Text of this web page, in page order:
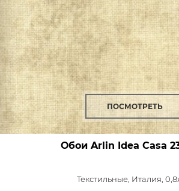
ПОСМОТРЕТЬ
Обои Arlin Idea Casa
Текстильные, Италия,